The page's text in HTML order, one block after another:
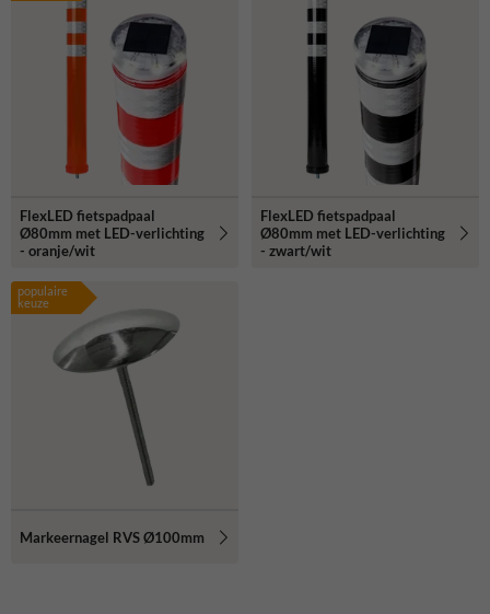
FlexLED fietspadpaal
Ø80mm met LED-verlichting
- oranje/wit
FlexLED fietspadpaal
Ø80mm met LED-verlichting
- zwart/wit
populaire
keuze
Markeernagel RVS Ø100mm